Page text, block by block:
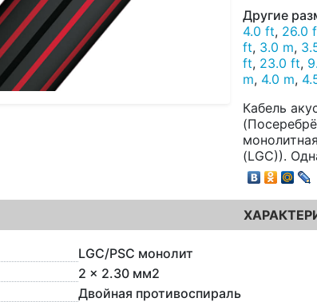
Другие
4.0 ft, 26.0
ft, 3.0 m,
ft, 23.0 ft,
m, 4.0 m,
Кабель
(LGC)).
LGC/PSC монолит
2 x 2.30 мм2
Двойная противоспираль